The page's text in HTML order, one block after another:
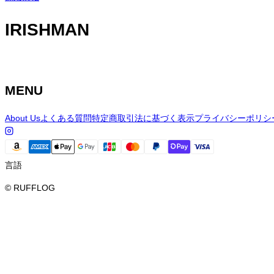
IRISHMAN
MENU
About Usよくある質問特定商取引法に基づく表示プライバシーポリシ
言語
© RUFFLOG